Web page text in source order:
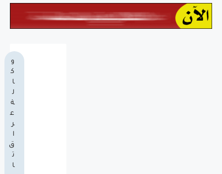
و
ك
ا
ل
ة
ع
ر
ا
ق
ت
ا